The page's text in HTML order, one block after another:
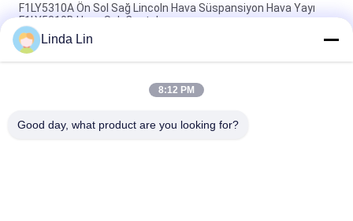
F1LY5310A Ön Sol Sağ Lincoln Hava Süspansiyon Hava Yayı
F1LY5310B Hava Şok Çantaları
Ön hava süspansiyonu yay 3U2Z5310DA LINCOLN Otomatik
parçaları ile uyumludur
OEM Kalite LINCOLN CONTINENTAL 1984-1987 (5.0 LITER V8)
Linda Lin
8:12 PM
Good day, what product are you looking for?